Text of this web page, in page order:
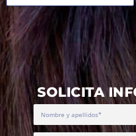
SOLICITA